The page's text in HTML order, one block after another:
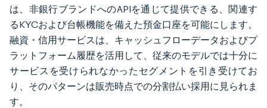
は、非銀行ブランドへのAPIを通じて提供できる、関連す
るKYCおよび台帳機能を備えた預金口座を可能にします。
融資・信用サービスは、キャッシュフローデータおよびプ
ラットフォーム履歴を活用して、従来のモデルでは十分に
サービスを受けられなかったセグメントを引き受けてお
り、そのパターンは販売時点での分割払い採用に見られま
す。